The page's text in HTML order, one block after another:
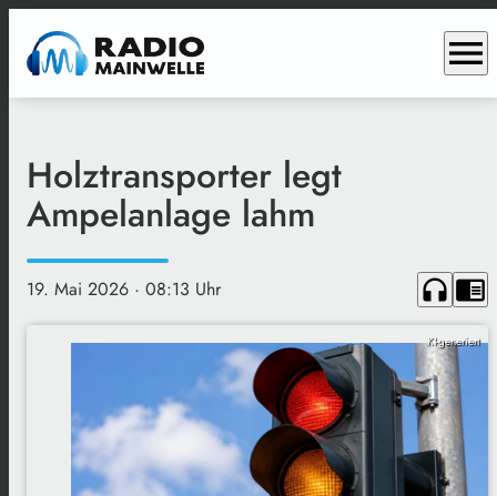
menu
Holztransporter legt
Ampelanlage lahm
19. Mai 2026 · 08:13 Uhr headphones chrome_reader_mode
KI-generiert